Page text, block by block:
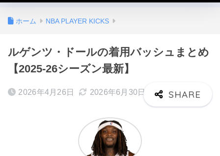
ホーム NBA PLAYER KICKS
ルゲンツ・ドールの着用バッシュまとめ
【2025-26シーズン最新】
2026年4月26日 2026年6月30日